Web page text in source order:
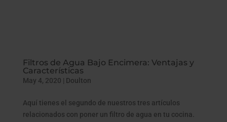
Filtros de Agua Bajo Encimera: Ventajas y
Características
May 4, 2020 | Doulton
Aquí tienes el segundo de nuestros tres artículos
relacionados con poner un filtro de agua en tu cocina.